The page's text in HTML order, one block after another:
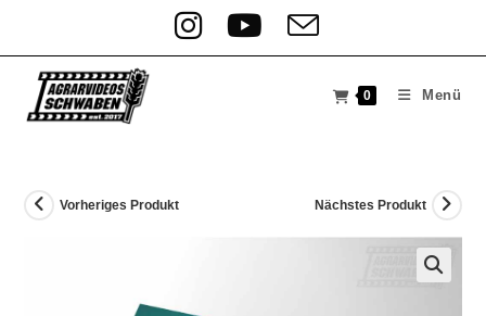
0 Menü
Vorheriges Produkt Nächstes Produkt